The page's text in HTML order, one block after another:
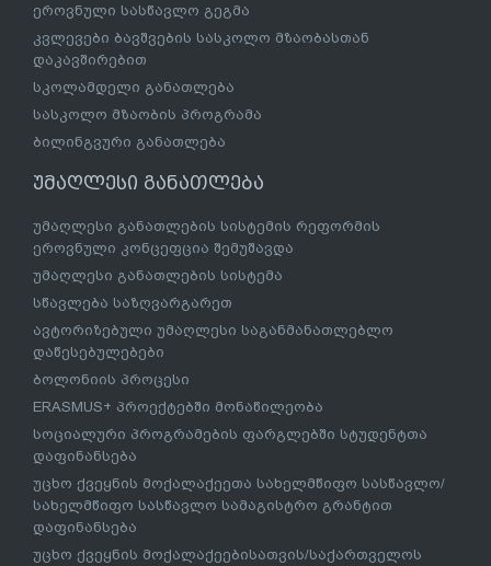
ეროვნული სასწავლო გეგმა
კვლევები ბავშვების სასკოლო მზაობასთან
დაკავშირებით
სკოლამდელი განათლება
სასკოლო მზაობის პროგრამა
ბილინგვური განათლება
უმაღლესი განათლება
უმაღლესი განათლების სისტემის რეფორმის
ეროვნული კონცეფცია შემუშავდა
უმაღლესი განათლების სისტემა
სწავლება საზღვარგარეთ
ავტორიზებული უმაღლესი საგანმანათლებლო
დაწესებულებები
ბოლონიის პროცესი
ERASMUS+ პროექტებში მონაწილეობა
სოციალური პროგრამების ფარგლებში სტუდენტთა
დაფინანსება
უცხო ქვეყნის მოქალაქეეთა სახელმწიფო სასწავლო/
სახელმწიფო სასწავლო სამაგისტრო გრანტით
დაფინანსება
უცხო ქვეყნის მოქალაქეებისათვის/საქართველოს